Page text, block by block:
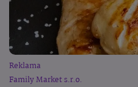
Reklama
Family Market s.r.o.